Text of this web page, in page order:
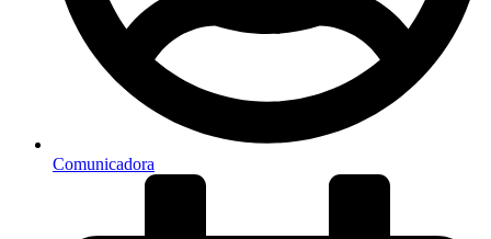
Comunicadora